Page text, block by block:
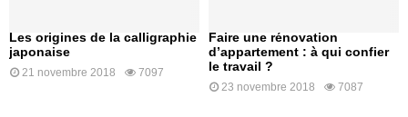
Les origines de la calligraphie
japonaise
21 novembre 2018 7097
Faire une rénovation
d’appartement : à qui confier
le travail ?
23 novembre 2018 7087